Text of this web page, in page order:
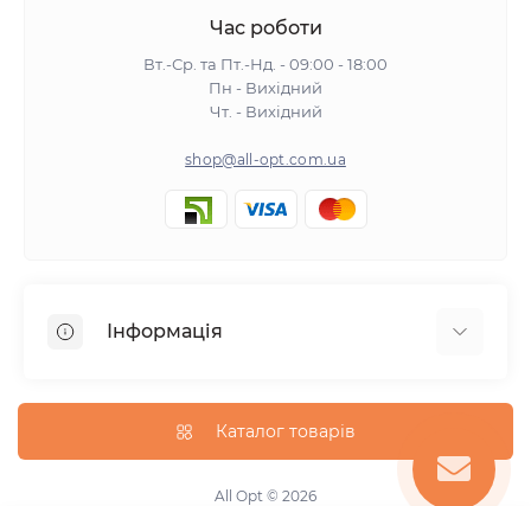
Час роботи
Вт.-Ср. та Пт.-Нд. - 09:00 - 18:00
Пн - Вихідний
Чт. - Вихідний
shop@all-opt.com.ua
Інформація
Оплата та доставка
Повернення та обмін
Політика конфіденційності
Каталог товарів
All Opt © 2026